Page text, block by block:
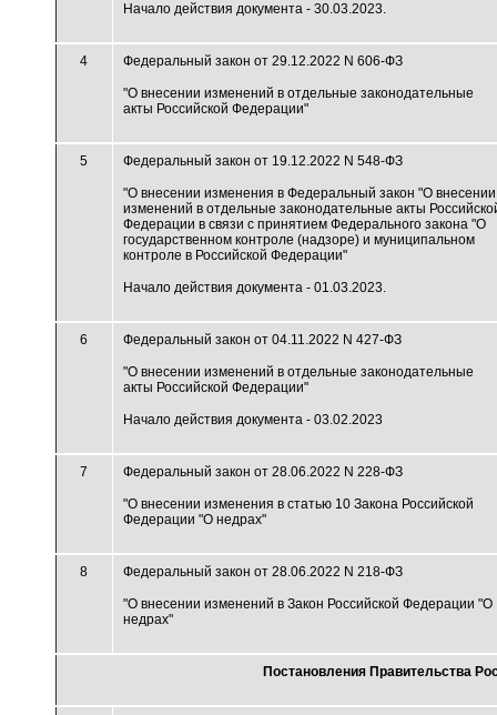
Начало действия документа - 30.03.2023.
4 Федеральный закон от 29.12.2022 N 606-ФЗ
"О внесении изменений в отдельные законодательные
акты Российской Федерации"
5 Федеральный закон от 19.12.2022 N 548-ФЗ
"О внесении изменения в Федеральный закон "О внесении
изменений в отдельные законодательные акты
Федерации в связи с принятием Федерального закона "О
государственном контроле (надзоре) и муниципальном
контроле в Российской Федерации"
Начало действия документа - 01.03.2023.
6 Федеральный закон от 04.11.2022 N 427-ФЗ
"О внесении изменений в отдельные законодательные
акты Российской Федерации"
Начало действия документа - 03.02.2023
7 Федеральный закон от 28.06.2022 N 228-ФЗ
"О внесении изменения в статью 10 Закона Российской
Федерации "О недрах"
8 Федеральный закон от 28.06.2022 N 218-ФЗ
"О внесении изменений в Закон Российской Федерации "О
недрах"
Постановления Правительства